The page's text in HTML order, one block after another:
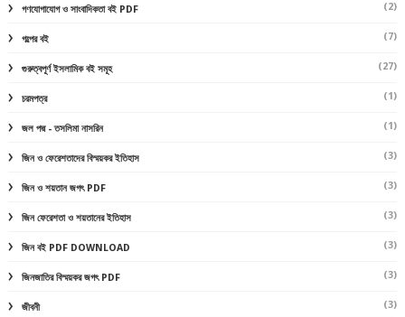
গণযোগাযোগ ও সাংবাদিকতা বই PDF (2)
গল্পের বই (7)
গুরুত্বপূর্ণ ইসলামিক বই সমূহ (27)
চরমপত্র (1)
জল পদ্ম - তসলিমা নাসরিন (1)
জিন ও ফেরেশতাদের বিস্ময়কর ইতিহাস (3)
জিন ও শয়তান জগৎ PDF (3)
জিন ফেরেশতা ও শয়তানের ইতিহাস (3)
জিন বই PDF DOWNLOAD (3)
জিনজাতির বিস্ময়কর জগৎ PDF (3)
জীবনী (3)